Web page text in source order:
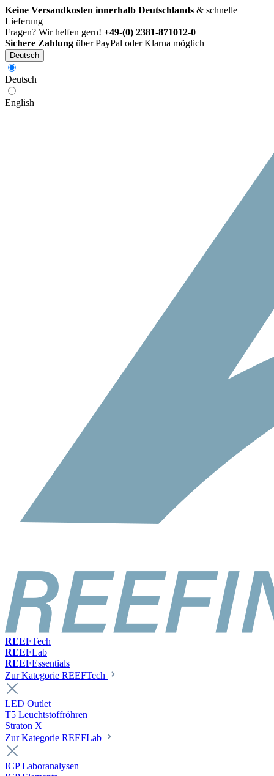
Keine Versandkosten innerhalb Deutschlands & schnelle
Lieferung
Fragen? Wir helfen gern! +49-(0) 2381-871012-0
Sichere Zahlung über PayPal oder Klarna möglich
Deutsch
Deutsch
English
REEFTech
REEFLab
REEFEssentials
Zur Kategorie REEFTech
LED Outlet
T5 Leuchtstoffröhren
Straton X
Zur Kategorie REEFLab
ICP Laboranalysen